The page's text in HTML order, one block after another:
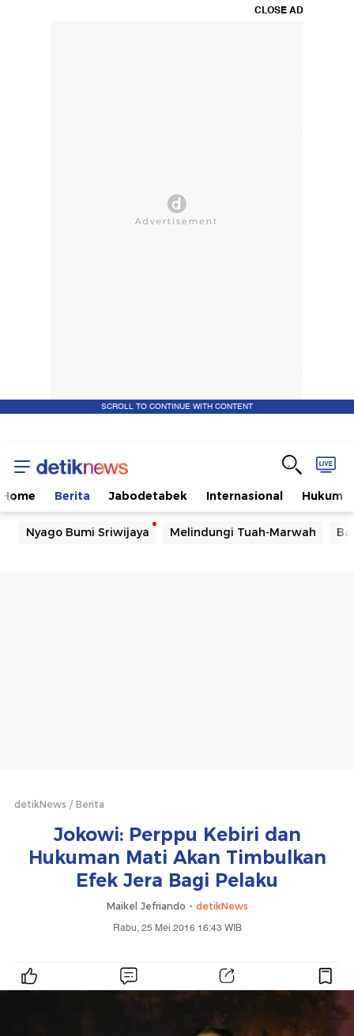
CLOSE AD
SCROLL TO CONTINUE WITH CONTENT
Home Berita Jabodetabek Internasional Hukum
Nyago Bumi Sriwijaya Melindungi Tuah-Marwah
detikNews Berita
Jokowi: Perppu Kebiri dan
Hukuman Mati Akan Timbulkan
Efek Jera Bagi Pelaku
Maikel Jefriando - detikNews
Rabu, 25 Mei 2016 16:43 WIB